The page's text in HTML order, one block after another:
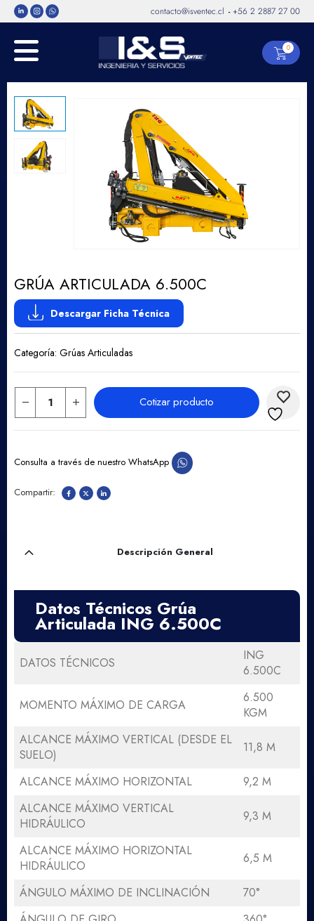
contacto@isventec.cl - +56 2 2887 27 00
0
GRÚA ARTICULADA 6.500C
Descargar Ficha Técnica
Categoría: Grúas Articuladas
Cotizar producto
Consulta a través de nuestro WhatsApp
Descripción General
Datos Técnicos Grúa
Articulada ING 6.500C
DATOS TÉCNICOS
ING
6.500C
MOMENTO MÁXIMO DE CARGA
6.500
KGM
ALCANCE MÁXIMO VERTICAL (DESDE EL
SUELO)
11,8 M
ALCANCE MÁXIMO HORIZONTAL
9,2 M
ALCANCE MÁXIMO VERTICAL
HIDRÁULICO
9,3 M
ALCANCE MÁXIMO HORIZONTAL
HIDRÁULICO
6,5 M
ÁNGULO MÁXIMO DE INCLINACIÓN
70°